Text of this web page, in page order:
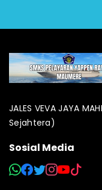
JALES VEVA JAYA
Sejahtera)
Sosial Media